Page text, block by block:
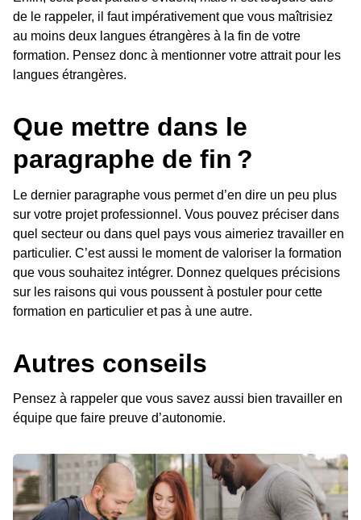
de le rappeler, il faut impérativement que vous maîtrisiez
au moins deux langues étrangères à la fin de votre
formation. Pensez donc à mentionner votre attrait pour les
langues étrangères.
Que mettre dans le
paragraphe de fin ?
Le dernier paragraphe vous permet d’en dire un peu plus
sur votre projet professionnel. Vous pouvez préciser dans
quel secteur ou dans quel pays vous aimeriez travailler en
particulier. C’est aussi le moment de valoriser la formation
que vous souhaitez intégrer. Donnez quelques précisions
sur les raisons qui vous poussent à postuler pour cette
formation en particulier et pas à une autre.
Autres conseils
Pensez à rappeler que vous savez aussi bien travailler en
équipe que faire preuve d’autonomie.